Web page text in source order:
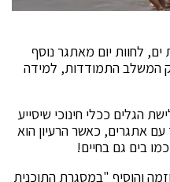
ים, לחוות יום מאתגר נוסף
המשלב התמודדות, למידה
הגלים ככלי חינוכי שיסייע
עם אתגרים, כאשר הרעיון הוא
בים גם בחיים!
והוסיף "במסגרת התוכנית